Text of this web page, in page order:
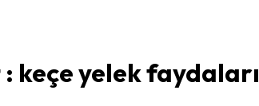
keçe yelek faydaları